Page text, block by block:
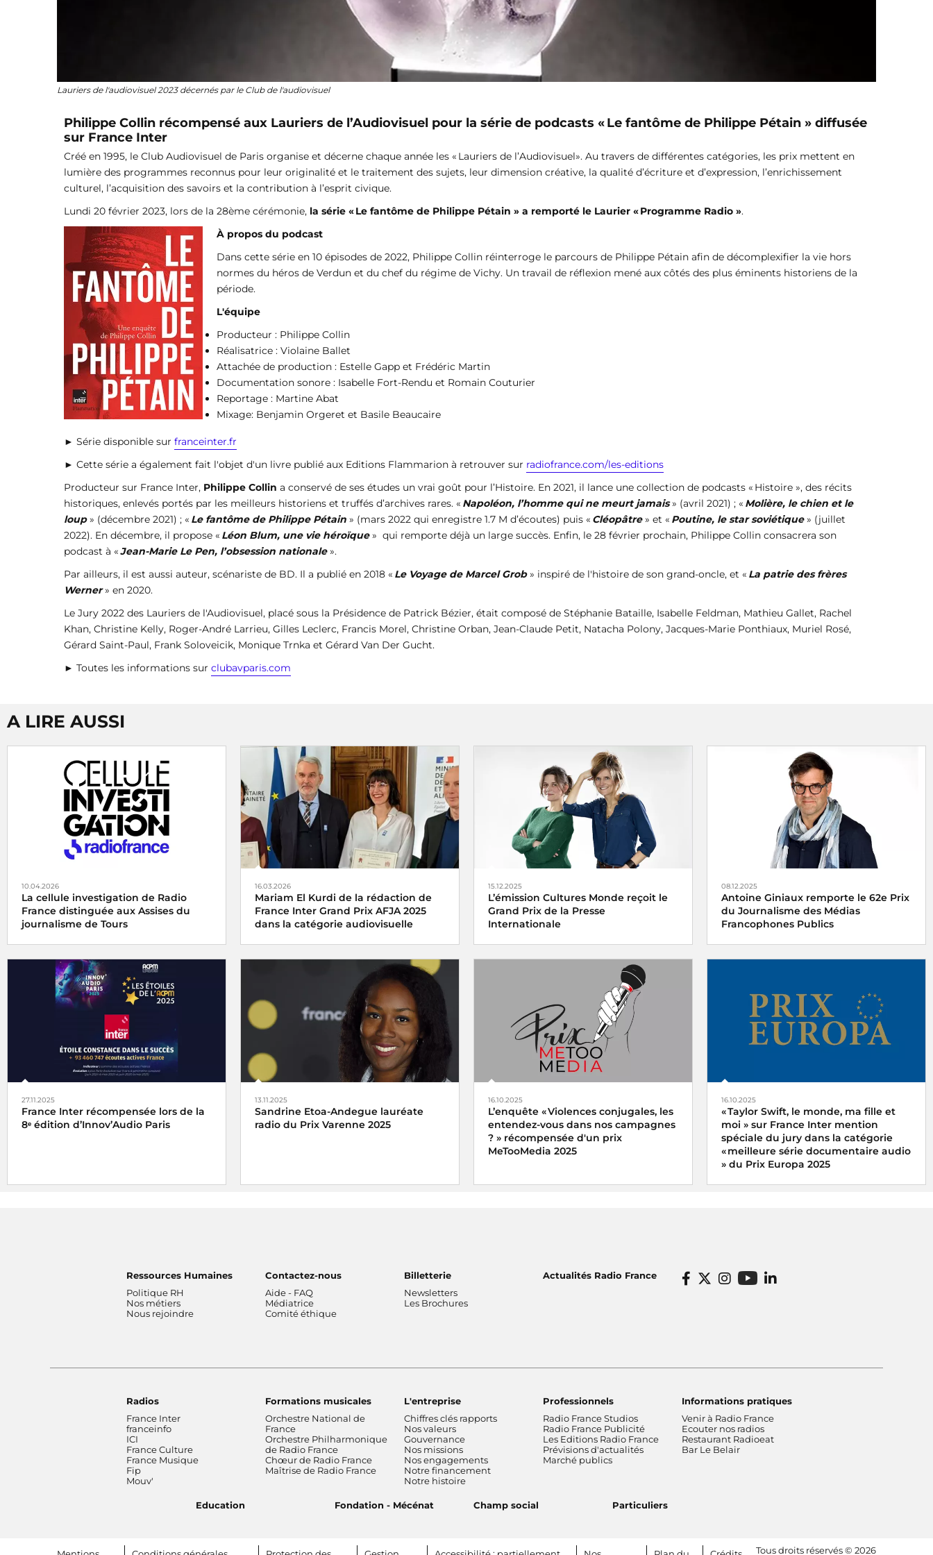
Lauriers de l'audiovisuel 2023 décernés par le Club de l'audiovisuel
Philippe Collin récompensé aux Lauriers de l’Audiovisuel pour la série de podcasts « Le fantôme de Philippe Pétain » diffusée
sur France Inter
Créé en 1995, le Club Audiovisuel de Paris organise et décerne chaque année les « Lauriers de l’Audiovisuel». Au travers de différentes catégories, les prix mettent en
lumière des programmes reconnus pour leur originalité et le traitement des sujets, leur dimension créative, la qualité d’écriture et d’expression, l’enrichissement
culturel, l’acquisition des savoirs et la contribution à l’esprit civique.
Lundi 20 février 2023, lors de la 28ème cérémonie, la série « Le fantôme de Philippe Pétain » a remporté le Laurier « Programme Radio ».
À propos du podcast
Dans cette série en 10 épisodes de 2022, Philippe Collin réinterroge le parcours de Philippe Pétain afin de décomplexifier la vie hors
normes du héros de Verdun et du chef du régime de Vichy. Un travail de réflexion mené aux côtés des plus éminents historiens de la
période.
L'équipe
Producteur : Philippe Collin
Réalisatrice : Violaine Ballet
Attachée de production : Estelle Gapp et Frédéric Martin
Documentation sonore : Isabelle Fort-Rendu et Romain Couturier
Reportage : Martine Abat
Mixage: Benjamin Orgeret et Basile Beaucaire
► Série disponible sur franceinter.fr
► Cette série a également fait l'objet d'un livre publié aux Editions Flammarion à retrouver sur radiofrance.com/les-editions
Producteur sur France Inter, Philippe Collin a conservé de ses études un vrai goût pour l’Histoire. En 2021, il lance une collection de podcasts « Histoire », des récits
historiques, enlevés portés par les meilleurs historiens et truffés d’archives rares. « Napoléon, l’homme qui ne meurt jamais» (avril 2021) ; « Molière, le chien et le
loup» (décembre 2021) ; « Le fantôme de Philippe Pétain » (mars 2022 qui enregistre 1.7 M d’écoutes) puis « Cléopâtre» et « Poutine, le star soviétique» (juillet
2022). En décembre, il propose « Léon Blum, une vie héroïque» qui remporte déjà un large succès. Enfin, le 28 février prochain, Philippe Collin consacrera son
podcast à «Jean-Marie Le Pen, l’obsession nationale».
Par ailleurs, il est aussi auteur, scénariste de BD. Il a publié en 2018 « Le Voyage de Marcel Grob» inspiré de l'histoire de son grand-oncle, et « La patrie des frères
Werner» en 2020.
Le Jury 2022 des Lauriers de l'Audiovisuel, placé sous la Présidence de Patrick Bézier, était composé de Stéphanie Bataille, Isabelle Feldman, Mathieu Gallet, Rachel
Khan, Christine Kelly, Roger-André Larrieu, Gilles Leclerc, Francis Morel, Christine Orban, Jean-Claude Petit, Natacha Polony, Jacques-Marie Ponthiaux, Muriel Rosé,
Gérard Saint-Paul, Frank Soloveicik, Monique Trnka et Gérard Van Der Gucht.
► Toutes les informations sur clubavparis.com
A LIRE AUSSI
10.04.2026
La cellule investigation de Radio
France distinguée aux Assises du
journalisme de Tours
La cellule investigation de Radio France
récompensée aux Assises du journalisme
16.03.2026
Mariam El Kurdi de la rédaction de
France Inter Grand Prix AFJA 2025
dans la catégorie audiovisuelle
Grand Prix AFJA du Journalisme
Agricole et Agroalimentaire 2025
catégorie audiovisuelle a été décerné
vendredi 6 juin 2025 à
Mariam El Kurdi
pour son reportageVendanges en
Champagne, dans l’envers du décor
15.12.2025
L’émission Cultures Monde reçoit le
Grand Prix de la Presse
Internationale
Cultures Mondede France
Culture a été distinguée vendredi 15
décembre 2025 par l’
08.12.2025
Antoine Giniaux remporte le 62e Prix
du Journalisme des Médias
Francophones Publics
Le 62e Prix du Journalisme des Médias
Francophones Publics est décerné à
Antoine Giniaux pour Radio France
27.11.2025
France Inter récompensée lors de la
8ᵉ édition d’Innov’Audio Paris
13.11.2025
Sandrine Etoa-Andegue lauréate
radio du Prix Varenne 2025
16.10.2025
L’enquête « Violences conjugales, les
entendez-vous dans nos campagnes
? » récompensée d'un prix
MeTooMedia 2025
campagnes ? » sur France Inter
16.10.2025
« Taylor Swift, le monde, ma fille et
moi » sur France Inter mention
spéciale du jury dans la catégorie
« meilleure série documentaire audio
» du Prix Europa 2025
audio » du Prix Europa 2025
Ressources Humaines
Politique RH
Nos métiers
Nous rejoindre
Contactez-nous
Aide - FAQ
Médiatrice
Comité éthique
Billetterie
Newsletters
Les Brochures
Actualités Radio France
Radios
France Inter
franceinfo
ICI
France Culture
France Musique
Fip
Mouv'
Formations musicales
Orchestre National de
France
Orchestre Philharmonique
de Radio France
Chœur de Radio France
Maîtrise de Radio France
L'entreprise
Chiffres clés rapports
Nos valeurs
Gouvernance
Nos missions
Nos engagements
Notre financement
Notre histoire
Professionnels
Radio France Studios
Radio France Publicité
Les Editions Radio France
Prévisions d'actualités
Marché publics
Informations pratiques
Venir à Radio France
Ecouter nos radios
Restaurant Radioeat
Bar Le Belair
Education Fondation - Mécénat Champ social Particuliers
Footer bottom Tous droits réservés © 2026